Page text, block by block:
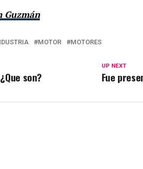
Guzmán
MOTOR MOTORES
UP NEXT
Fue
son?